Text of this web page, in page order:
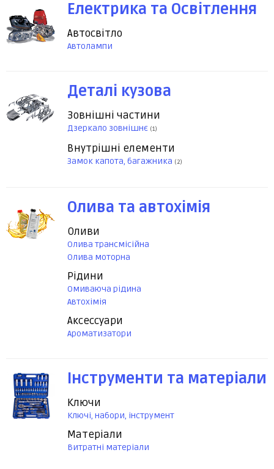
Електрика та Освітлення
Автосвітло
Автолампи
Деталі кузова
Зовнішні частини
Дзеркало зовнішнє (1)
Внутрішні елементи
Замок капота, багажника (2)
Олива та автохімія
Оливи
Олива трансмісійна
Олива моторна
Рідини
Омиваюча рідина
Автохімія
Аксессуари
Ароматизатори
Інструменти та матеріали
Ключи
Ключі, набори, інструмент
Матеріали
Витратні матеріали